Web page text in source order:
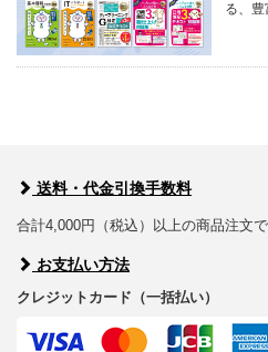
る、
送料・代金引換手数料
合計4,000円（税込）以上の商品注文
お支払い方法
クレジットカード（一括払い）